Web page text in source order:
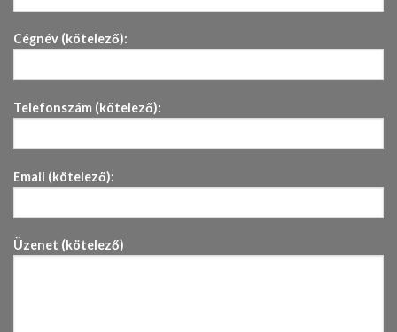
Cégnév (kötelező):
Telefonszám (kötelező):
Email (kötelező):
Üzenet (kötelező)